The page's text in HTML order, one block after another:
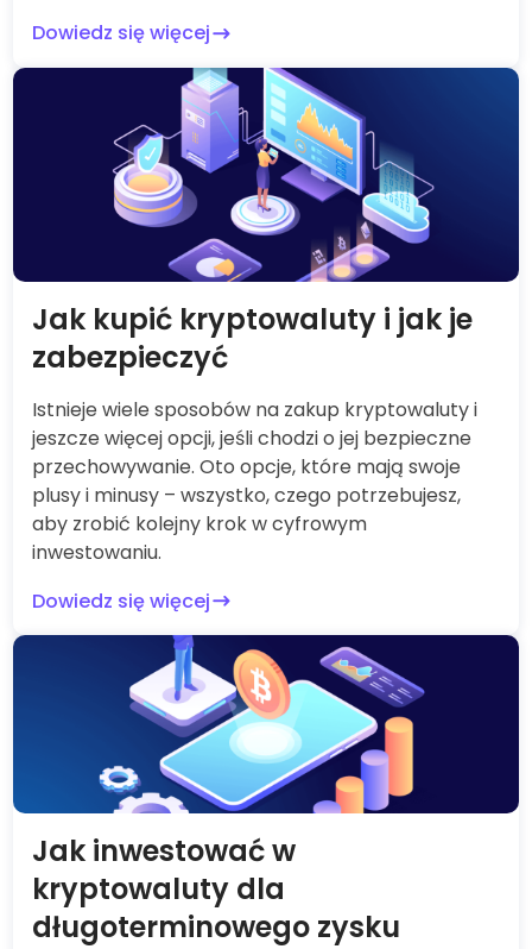
Dowiedz się więcej
Jak kupić kryptowaluty i jak je
zabezpieczyć
Istnieje wiele sposobów na zakup kryptowaluty i
jeszcze więcej opcji, jeśli chodzi o jej bezpieczne
przechowywanie. Oto opcje, które mają swoje
plusy i minusy – wszystko, czego potrzebujesz,
aby zrobić kolejny krok w cyfrowym
inwestowaniu.
Dowiedz się więcej
Jak inwestować w
kryptowaluty dla
długoterminowego zysku